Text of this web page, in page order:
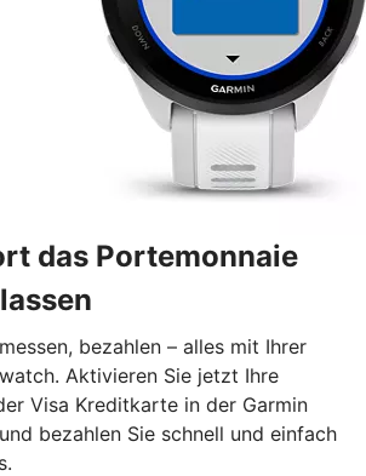
das Portemonnaie
bezahlen – alles mit Ihrer
Aktivieren Sie jetzt Ihre
Visa Kreditkarte in der Garmin
bezahlen Sie schnell und einfach